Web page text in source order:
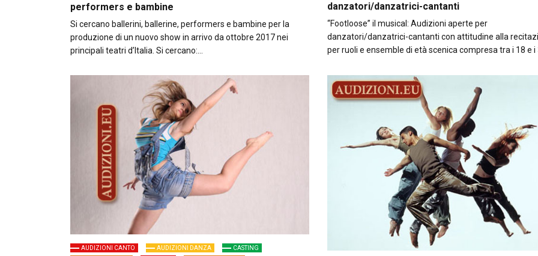
performers e bambine
Si cercano ballerini, ballerine, performers e bambine per la
produzione di un nuovo show in arrivo da ottobre 2017 nei
principali teatri d’Italia. Si cercano:…
danzatori/danzatrici-cantanti
“Footloose” il musical: Audizioni aperte per
danzatori/danzatrici-cantanti con attitudine alla
per ruoli e ensemble di età scenica compresa tra i 18 e i
AUDIZIONI CANTO AUDIZIONI DANZA
CASTING